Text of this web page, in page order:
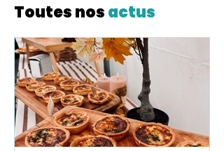
Toutes nosactus